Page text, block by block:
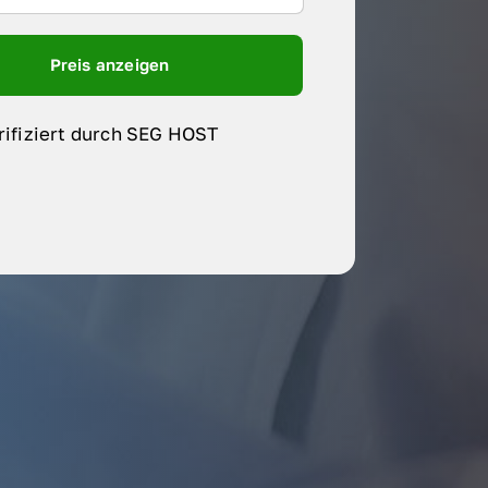
Preis anzeigen
durch SEG HOST